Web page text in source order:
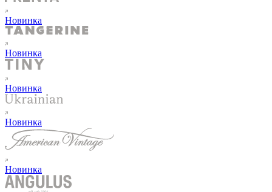
Новинка
Новинка
Новинка
Новинка
Новинка